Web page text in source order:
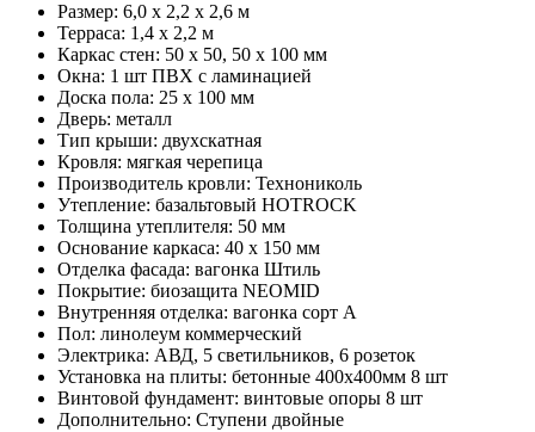
Размер: 6,0 х 2,2 х 2,6 м
Терраса: 1,4 x 2,2 м
Каркас стен: 50 х 50, 50 х 100 мм
Окна: 1 шт ПВХ с ламинацией
Доска пола: 25 х 100 мм
Дверь: металл
Тип крыши: двухскатная
Кровля: мягкая черепица
Производитель кровли: Технониколь
Утепление: базальтовый HOTROCK
Толщина утеплителя: 50 мм
Основание каркаса: 40 х 150 мм
Отделка фасада: вагонка Штиль
Покрытие: биозащита NEOMID
Внутренняя отделка: вагонка сорт А
Пол: линолеум коммерческий
Электрика: АВД, 5 светильников, 6 розеток
Установка на плиты: бетонные 400х400мм 8 шт
Винтовой фундамент: винтовые опоры 8 шт
Дополнительно: Ступени двойные